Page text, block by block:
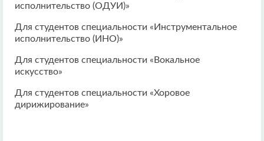
исполнительство (ОДУИ)»
Для студентов специальности «Инструментальное
исполнительство (ИНО)»
Для студентов специальности «Вокальное
искусство»
Для студентов специальности «Хоровое
дирижирование»